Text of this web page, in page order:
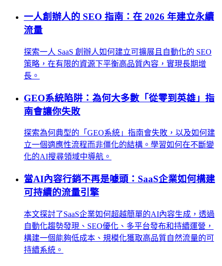
一人創辦人的 SEO 指南：在 2026 年建立永續
流量
探索一人 SaaS 創辦人如何建立可擴展且自動化的 SEO
策略，在有限的資源下平衡高品質內容，實現長期增
長。
GEO系統陷阱：為何大多數「從零到英雄」指
南會讓你失敗
探索為何典型的「GEO系統」指南會失敗，以及如何建
立一個適應性流程而非僵化的結構。學習如何在不斷變
化的AI搜尋領域中導航。
當AI內容行銷不再是噱頭：SaaS企業如何構建
可持續的流量引擎
本文探討了SaaS企業如何超越簡單的AI內容生成，透過
自動化趨勢發現、SEO優化、多平台發布和持續運營，
構建一個能夠低成本、規模化獲取高品質自然流量的可
持續系統。